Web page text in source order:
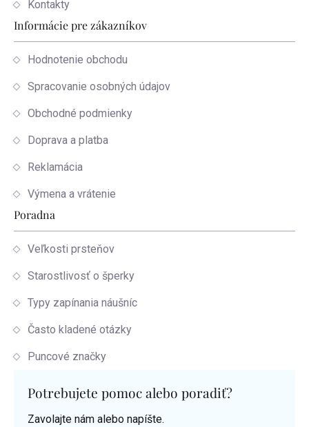
Kontakty
Informácie pre zákazníkov
Hodnotenie obchodu
Spracovanie osobných údajov
Obchodné podmienky
Doprava a platba
Reklamácia
Výmena a vrátenie
Poradna
Veľkosti prsteňov
Starostlivosť o šperky
Typy zapínania náušníc
Často kladené otázky
Puncové značky
Potrebujete pomoc alebo poradiť?
Zavolajte nám alebo napíšte.